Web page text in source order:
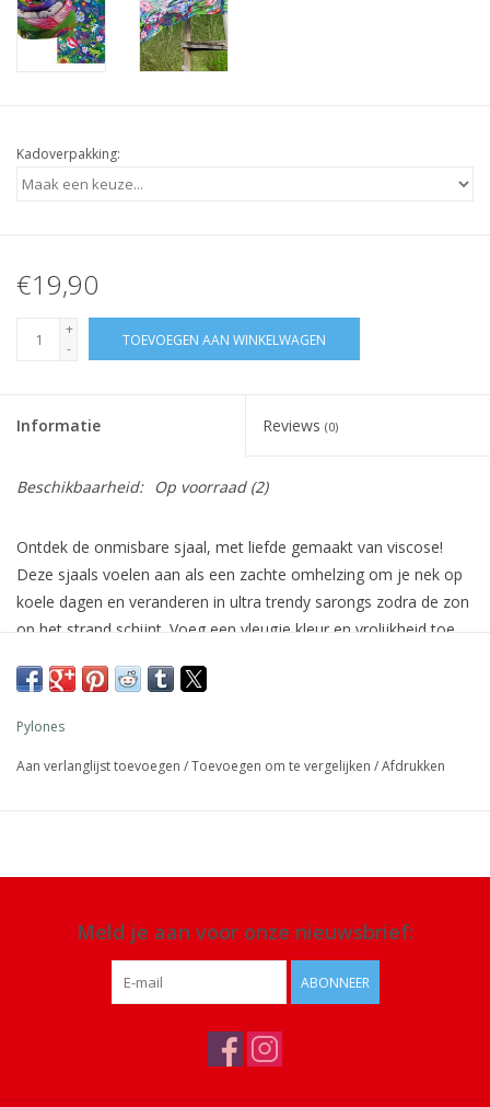
Kadoverpakking:
€19,90
+
-
TOEVOEGEN AAN WINKELWAGEN
Informatie Reviews (0)
Beschikbaarheid: Op voorraad(2)
Ontdek de onmisbare sjaal, met liefde gemaakt van viscose!
Deze sjaals voelen aan als een zachte omhelzing om je nek op
koele dagen en veranderen in ultra trendy sarongs zodra de zon
op het strand schijnt. Voeg een vleugje kleur en vrolijkheid toe
Afmeting: 180 x 100 cm
Materiaal: viscose
Details: kan als sarong gedragen worden, machinewas op 30°C
Pylones
Aan verlanglijst toevoegen /Toevoegen om te vergelijken /Afdrukken
Meld je aan voor onze nieuwsbrief:
ABONNEER